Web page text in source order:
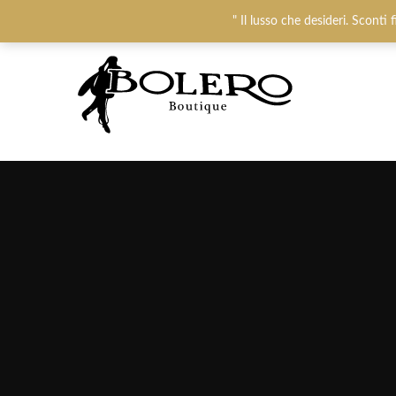
" Il lusso che desideri. Sconti
+393487719948- 0825781637